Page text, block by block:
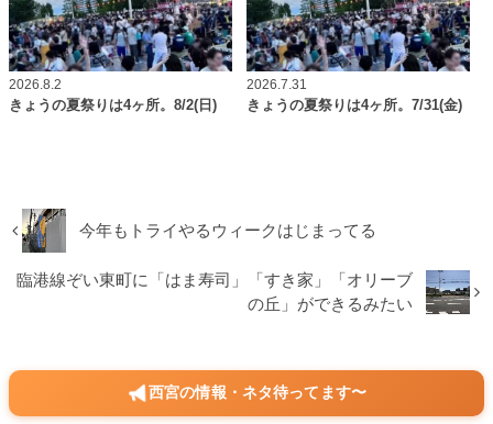
2026.8.2
きょうの夏祭りは4ヶ所。8/2(日)
2026.7.31
きょうの夏祭りは4ヶ所。7/31(金)
今年もトライやるウィークはじまってる
臨港線ぞい東町に「はま寿司」「すき家」「オリーブ
の丘」ができるみたい
西宮の情報・ネタ待ってます〜